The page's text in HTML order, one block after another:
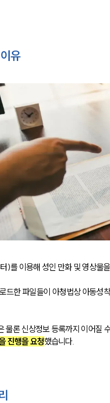
유
)를 이용해 성인 만화 및 영상물
드한 파일들이 아청법상 아동성
물론 신상정보 등록까지 이어질
진행을 요청했습니다.